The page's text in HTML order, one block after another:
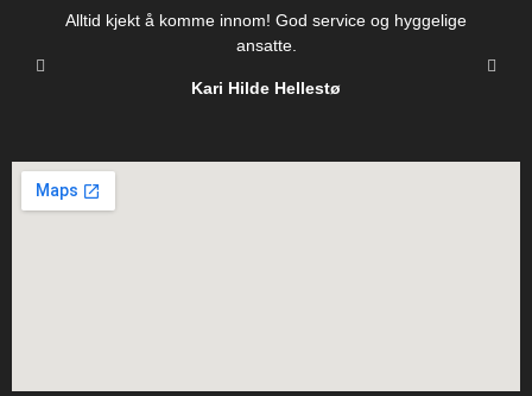
Alltid kjekt å komme innom! God service og hyggelige
ansatte.
Kari Hilde Hellestø